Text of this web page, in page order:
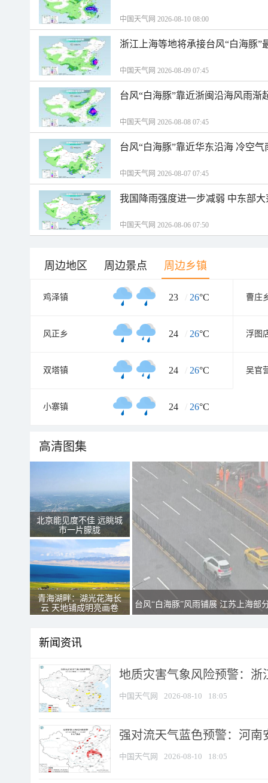
中国天气网 2026-08-10 08:00
浙江上海等地将承接台风“白海豚”
中国天气网 2026-08-09 07:45
台风“白海豚”靠近浙闽沿海风雨渐
中国天气网 2026-08-08 07:45
台风“白海豚”靠近华东沿海 冷空
中国天气网 2026-08-07 07:45
我国降雨强度进一步减弱 中东部
中国天气网 2026-08-06 07:50
周边地区 周边景点 周边乡镇
鸡泽镇 23 / 26°C 曹庄
风正乡 24 / 26°C 浮图
双塔镇 24 / 26°C 吴官
小寨镇 24 / 26°C
高清图集
北京能见度不佳 远眺城
市一片朦胧
青海湖畔：湖光花海长
云 天地铺成明亮画卷
台风“白海豚”风雨铺展 江苏上海部
新闻资讯
地质灾害气象风险预警：浙
中国天气网 2026-08-10 18:05
强对流天气蓝色预警：河南
中国天气网 2026-08-10 18:05